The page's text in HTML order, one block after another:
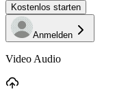
Kostenlos starten
Anmelden
Video Audio